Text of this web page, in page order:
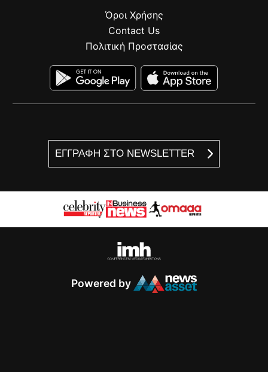
ΕΓΓΡΑΦΗ ΣΤΟ NEWSLETTER
Όροι Χρήσης
Contact Us
Πολιτική Προστασίας
Powered by